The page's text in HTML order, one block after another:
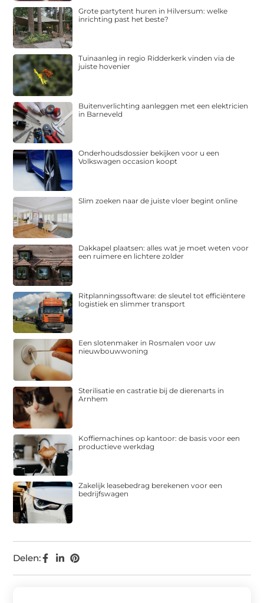
Delen:
Grote partytent huren in Hilversum: welke
inrichting past het beste?
Tuinaanleg in regio Ridderkerk vinden via de
juiste hovenier
Buitenverlichting aanleggen met een elektricien
in Barneveld
Onderhoudsdossier bekijken voor u een
Volkswagen occasion koopt
Slim zoeken naar de juiste vloer begint online
Dakkapel plaatsen: alles wat je moet weten voor
een ruimere en lichtere zolder
Ritplanningssoftware: de sleutel tot efficiëntere
logistiek en slimmer transport
Een slotenmaker in Rosmalen voor uw
nieuwbouwwoning
Sterilisatie en castratie bij de dierenarts in
Arnhem
Koffiemachines op kantoor: de basis voor een
productieve werkdag
Zakelijk leasebedrag berekenen voor een
bedrijfswagen